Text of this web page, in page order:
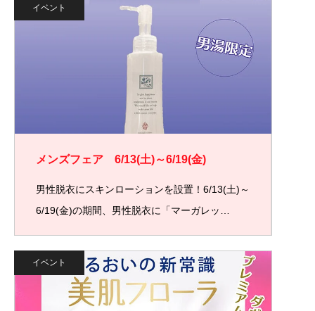
イベント
メンズフェア 6/13(土)～6/19(金)
男性脱衣にスキンローションを設置！6/13(土)～
6/19(金)の期間、男性脱衣に「マーガレッ…
イベント